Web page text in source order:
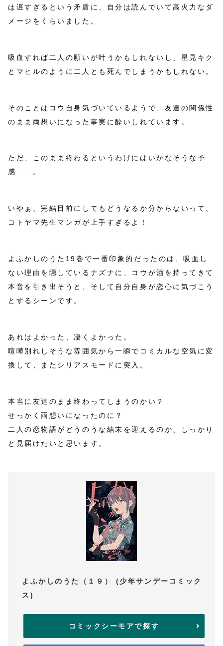
は遅すぎるという矛盾に、自分は読んでいて高火力なダ
メージをくらいました。
吸血すれば二人の願いが叶うかもしれないし、星見キク
とマヒルのように二人とも死んでしまうかもしれない。
そのことはコウ自身気づいているようで、友達の関係性
のまま両想いになった事実に酔いしれています。
ただ、このまま終わるというわけにはいかなそうな予
感……。
いやぁ、完結目前にしてもどうなるか分からないって、
コトヤマ先生マンガが上手すぎるよ！
よふかしのうた19巻で一番印象的だったのは、吸血し
ない理由を隠しているナズナに、コウが酒を持ってきて
本音を引き出そうと、そして自分自身が恋心に気づこう
とするシーンです。
あれはよかった、凄くよかった。
喧嘩別れしそうな雰囲気から一瞬でコミカルな空気に変
換して、またシリアスモードに突入。
本当に友達のまま終わってしまうのかい？
せっかく両想いになったのに？
二人の恋物語がどうのうな結末を迎えるのか、しっかり
と見届けたいと思います。
よふかしのうた（１９） (少年サンデーコミック
ス)
コミックシーモアで探す